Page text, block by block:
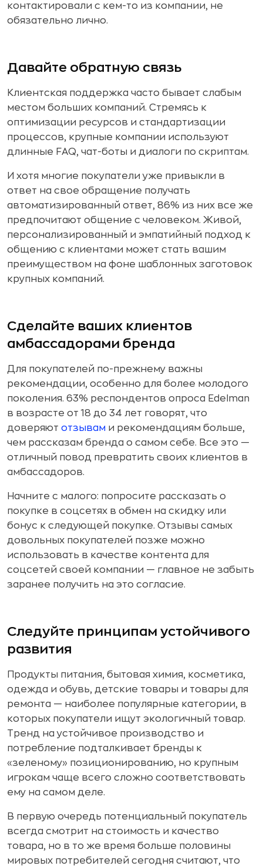
контактировали с кем-то из компании, не
обязательно лично.
Давайте обратную связь
Клиентская поддержка часто бывает слабым
местом больших компаний. Стремясь к
оптимизации ресурсов и стандартизации
процессов, крупные компании используют
длинные FAQ, чат-боты и диалоги по скриптам.
И хотя многие покупатели уже привыкли в
ответ на свое обращение получать
автоматизированный ответ, 86% из них все же
предпочитают общение с человеком. Живой,
персонализированный и эмпатийный подход к
общению с клиентами может стать вашим
преимуществом на фоне шаблонных заготовок
крупных компаний.
Сделайте ваших клиентов
амбассадорами бренда
Для покупателей по-прежнему важны
рекомендации, особенно для более молодого
поколения. 63% респондентов опроса Edelman
в возрасте от 18 до 34 лет говорят, что
доверяют отзывам и рекомендациям больше,
чем рассказам бренда о самом себе. Все это —
отличный повод превратить своих клиентов в
амбассадоров.
Начните с малого: попросите рассказать о
покупке в соцсетях в обмен на скидку или
бонус к следующей покупке. Отзывы самых
довольных покупателей позже можно
использовать в качестве контента для
соцсетей своей компании — главное не забыть
заранее получить на это согласие.
Следуйте принципам устойчивого
развития
Продукты питания, бытовая химия, косметика,
одежда и обувь, детские товары и товары для
ремонта — наиболее популярные категории, в
которых покупатели ищут экологичный товар.
Тренд на устойчивое производство и
потребление подталкивает бренды к
«зеленому» позиционированию, но крупным
игрокам чаще всего сложно соответствовать
ему на самом деле.
В первую очередь потенциальный покупатель
всегда смотрит на стоимость и качество
товара, но в то же время больше половины
мировых потребителей сегодня считают, что